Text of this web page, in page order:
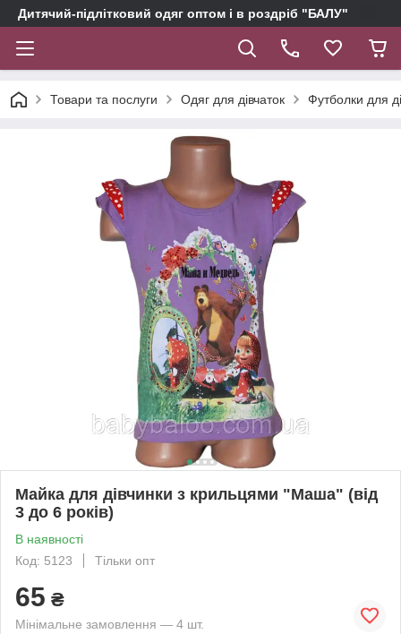
Дитячий-підлітковий одяг оптом і в роздріб "БАЛУ"
Товари та послуги Одяг для дівчаток Футболки для
Майка для дівчинки з крильцями "Маша" (від
3 до 6 років)
В наявності
Код: 5123
Тільки опт
65 ₴
Мінімальне замовлення — 4 шт.